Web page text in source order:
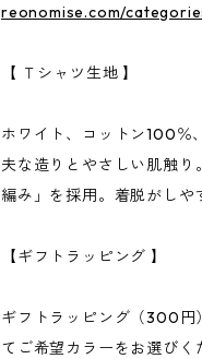
reonomise.com/
【 Ｔシャツ生地 】
ホワイト、コットン100％
夫な造りとやさしい肌触
編み」を採用。着脱がしや
【ギフトラッピング 】
ギフトラッピング（300円
てご希望カラーをお選び